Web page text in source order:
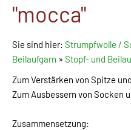
"mocca"
Sie sind hier: Strumpfwolle /
Beilaufgarn » Stopf- und
Zum Verstärken von Spitze
Zum Ausbessern von Socken
Zusammensetzung: